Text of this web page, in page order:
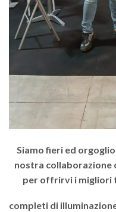
Siamo fieri ed
nostra collaborazione
per offrirvi i migliori
completi di